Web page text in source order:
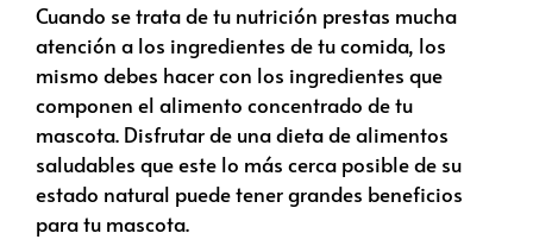
Cuando se trata de tu nutrición prestas mucha
atención a los ingredientes de tu comida, los
mismo debes hacer con los ingredientes que
componen el alimento concentrado de tu
mascota. Disfrutar de una dieta de alimentos
saludables que este lo más cerca posible de su
estado natural puede tener grandes beneficios
para tu mascota.